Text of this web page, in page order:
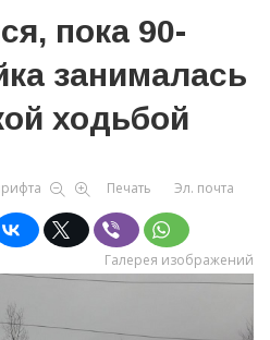
пока 90-
занималась
ходьбой
Печать Эл. почта
Галерея изображений